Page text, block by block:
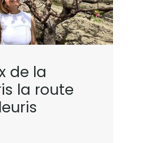
de la
la route